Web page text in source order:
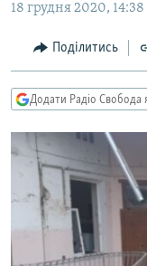
до
навігації
Перейти
до
ПОЛІТИКА
ЕКОНОМІКА
КУЛЬТУРА
СПОРТ
УКРАЇНА
СВІТ
ВІЙНА
РОСІЙСЬКА
КРИМ.РЕАЛІЇ
ТИ ЯК?
СХЕМИ
ПРИАЗОВ’Я
КИТАЙ.ВИКЛИКИ
18 грудня 2020, 14:38
Поділитись
Додати Радіо Свобода